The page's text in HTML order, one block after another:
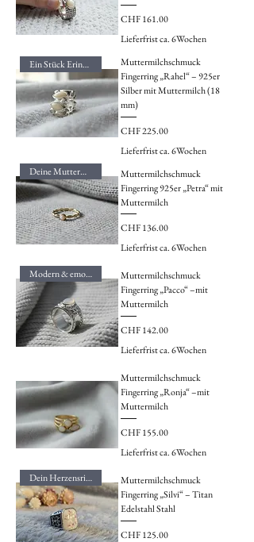
Preis
CHF 161.00
Lieferfrist ca. 6Wochen
Ein Stück Erinnerung
Muttermilchschmuck
Fingerring „Rahel“ – 925er
Silber mit Muttermilch (18
mm)
Preis
CHF 225.00
Lieferfrist ca. 6Wochen
Deine Muttermilch – dein Ring
Muttermilchschmuck
Fingerring 925er „Petra“ mit
Muttermilch
Preis
CHF 136.00
Lieferfrist ca. 6Wochen
Modern & emotional
Muttermilchschmuck
Fingerring „Pacco“ –mit
Muttermilch
Preis
CHF 142.00
Lieferfrist ca. 6Wochen
Muttermilchschmuck
Fingerring „Ronja“ –mit
Muttermilch
Preis
CHF 155.00
Lieferfrist ca. 6Wochen
Dein Herzensring
Muttermilchschmuck
Fingerring „Silvi“ – Titan
Edelstahl Stahl
Preis
CHF 125.00